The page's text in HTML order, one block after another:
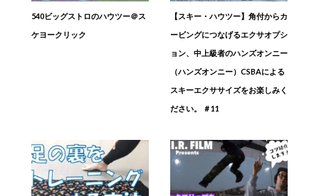
540ビッグストロのハウツー＠ス
ケヨークリック
【スキー・ハウツー】角付からカ
ービングにつなげるエクサオプシ
ョン、中上級者のハンズオンニー
（ハンズオンニー）CSBAによる
スキーエクササイズをお楽しみく
ださい。 ＃11